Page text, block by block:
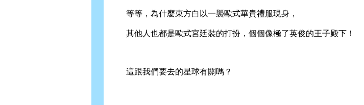
等等，為什麼東方白以一襲歐式華貴禮服現身，
其他人也都是歐式宮廷裝的打扮，個個像極了英俊的王子殿下！
這跟我們要去的星球有關嗎？